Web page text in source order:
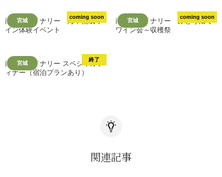
宮城
coming soon
南三陸ワイナリー 海中熟成ワ
イン体験イベント
宮城
coming soon
南三陸ワイナリー ぶどう畑で
ワイン会～収穫祭
宮城
終了
南三陸ワイナリー スペシャルデ
ィナー（宿泊プランあり）
関連記事